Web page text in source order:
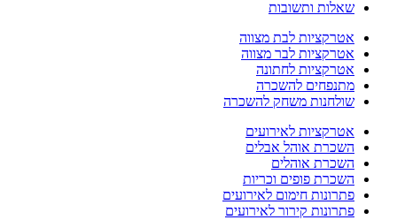
שאלות ותשובות
אטרקציות לבת מצווה
אטרקציות לבר מצווה
אטרקציות לחתונה
מתנפחים להשכרה
שולחנות משחק להשכרה
אטרקציות לאירועים
השכרת אוהל אבלים
השכרת אוהלים
השכרת פופים וכריות
פתרונות חימום לאירועים
פתרונות קירור לאירועים